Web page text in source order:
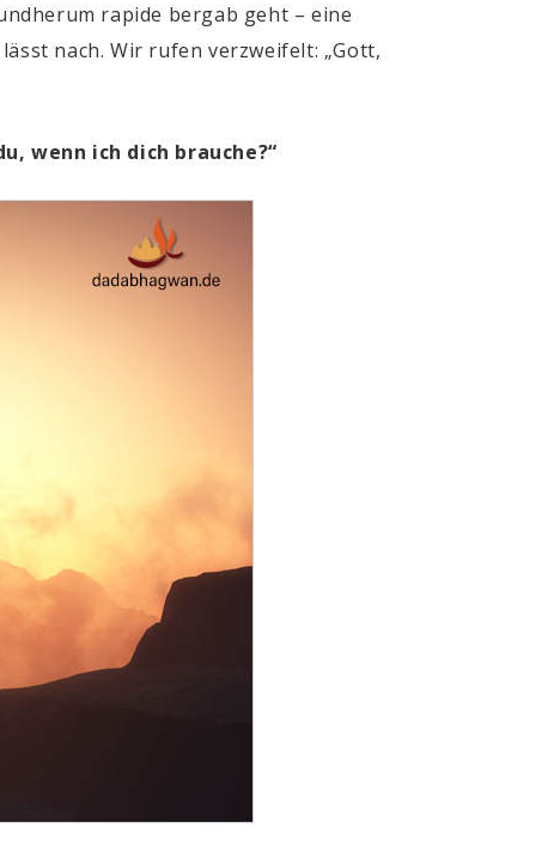
rapide bergab geht – eine
nach. Wir rufen verzweifelt: „Gott,
wenn ich dich brauche?“